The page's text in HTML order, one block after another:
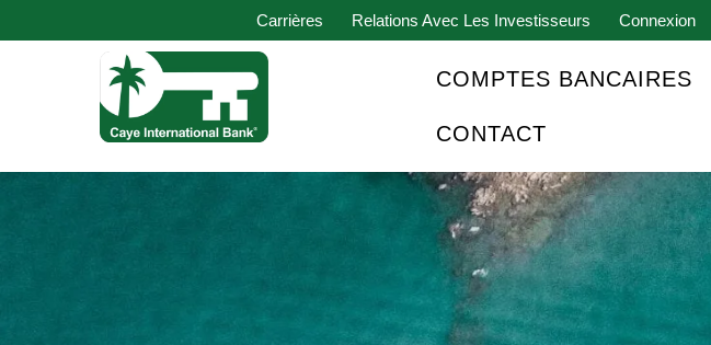
Carrières Relations Avec Les Investisseurs Connexion
COMPTES BANCAIRES
CONTACT